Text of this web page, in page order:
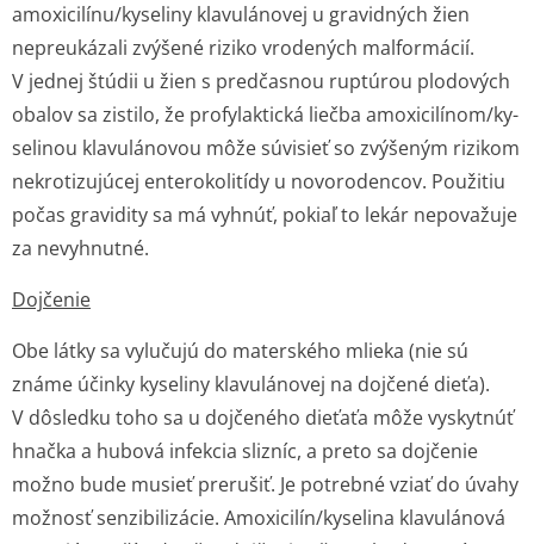
amoxicilínu/ky­seliny klavulánovej u gravidných žien
nepreukázali zvýšené riziko vrodených malformácií.
V jednej štúdii u žien s predčasnou ruptúrou plodových
obalov sa zistilo, že profylaktická liečba amoxicilínom/ky­
selinou klavulánovou môže súvisieť so zvýšeným rizikom
nekrotizujúcej enterokolitídy u novorodencov. Použitiu
počas gravidity sa má vyhnúť, pokiaľ to lekár nepovažuje
za nevyhnutné.
Dojčenie
Obe látky sa vylučujú do materského mlieka (nie sú
známe účinky kyseliny klavulánovej na dojčené dieťa).
V dôsledku toho sa u dojčeného dieťaťa môže vyskytnúť
hnačka a hubová infekcia slizníc, a preto sa dojčenie
možno bude musieť prerušiť. Je potrebné vziať do úvahy
možnosť senzibilizácie. Amoxicilín/kyselina klavulánová